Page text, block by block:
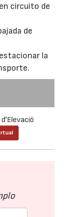
circuito de
de
la